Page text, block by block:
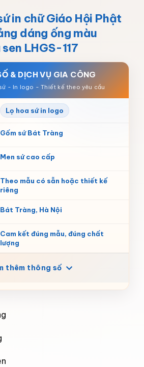
in chữ Giáo Hội Phật
dáng ống màu
LHGS-117
& DỊCH VỤ GIA CÔNG
Lọ hoa sứ in logo
Gốm sứ Bát Tràng
Men sứ cao cấp
Theo mẫu có sẵn hoặc thiết kế
riêng
Bát Tràng, Hà Nội
Cam kết đúng mẫu, đúng chất
lượng
thêm thông số